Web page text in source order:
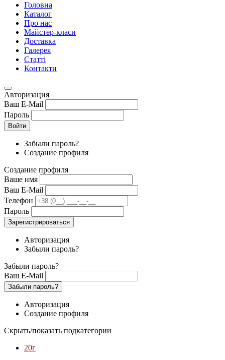
Головна
Каталог
Про нас
Майстер-класи
Доставка
Галерея
Статтi
Контакти
Авторизация
Ваш E-Mail
Пароль
Войти
Забыли пароль?
Создание профиля
Создание профиля
Ваше имя
Ваш E-Mail
Телефон
Пароль
Зарегистрироваться
Авторизация
Забыли пароль?
Забыли пароль?
Ваш E-Mail
Забыли пароль?
Авторизация
Создание профиля
Скрыть/показать подкатегории
20г